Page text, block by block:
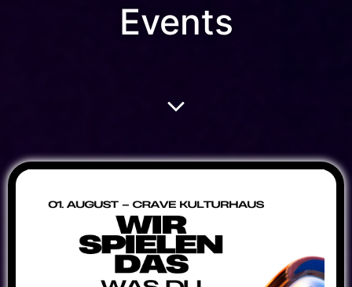
Events